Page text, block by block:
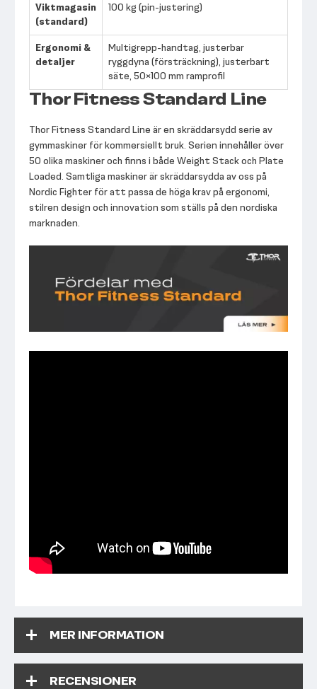
Viktmagasin
(standard)
100 kg (pin-justering)
Ergonomi &
detaljer
Multigrepp-handtag, justerbar
ryggdyna (försträckning), justerbart
säte, 50×100 mm ramprofil
Thor Fitness Standard Line
Thor Fitness Standard Line är en skräddarsydd serie av
gymmaskiner för kommersiellt bruk. Serien innehåller över
50 olika maskiner och finns i både Weight Stack och Plate
Loaded. Samtliga maskiner är skräddarsydda av oss på
Nordic Fighter för att passa de höga krav på ergonomi,
stilren design och innovation som ställs på den nordiska
marknaden.
MER INFORMATION
RECENSIONER